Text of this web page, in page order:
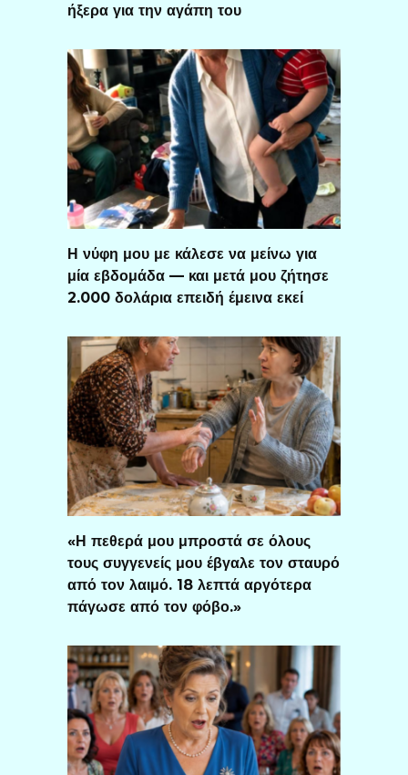
ήξερα για την αγάπη του
Η νύφη μου με κάλεσε να μείνω για
μία εβδομάδα — και μετά μου ζήτησε
2.000 δολάρια επειδή έμεινα εκεί
«Η πεθερά μου μπροστά σε όλους
τους συγγενείς μου έβγαλε τον σταυρό
από τον λαιμό. 18 λεπτά αργότερα
πάγωσε από τον φόβο.»